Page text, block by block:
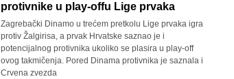
protivnike u play-offu Lige prvaka
Zagrebački Dinamo u trećem pretkolu Lige prvaka igra
protiv Žalgirisa, a prvak Hrvatske saznao je i
potencijalnog protivnika ukoliko se plasira u play-off
ovog takmičenja. Pored Dinama protivnika je saznala i
Crvena zvezda